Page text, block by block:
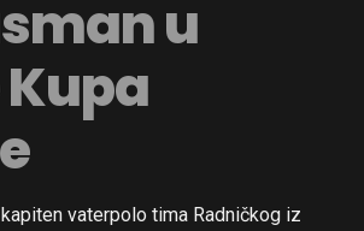
u
vaterpolo tima Radničkog iz